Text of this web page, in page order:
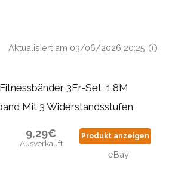
Aktualisiert am 03/06/2026 20:25
3Er-Set, 1.8M
Mit 3 Widerstandsstufen
9,29€
Ausverkauft
Produkt anzeigen
eBay